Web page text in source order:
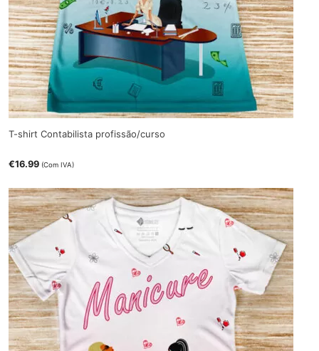
T-shirt Contabilista profissão/curso
€16.99 (Com IVA)